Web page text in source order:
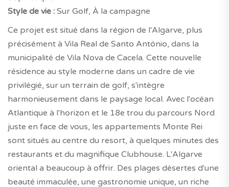
Style de vie : Sur Golf, À la campagne
Ce projet est situé dans la région de l'Algarve, plus
précisément à Vila Real de Santo António, dans la
municipalité de Vila Nova de Cacela. Cette nouvelle
résidence au style moderne dans un cadre de vie
privilégié, sur un terrain de golf, s'intègre
harmonieusement dans le paysage local. Avec l'océan
Atlantique à l'horizon et le 18e trou du parcours Nord
juste en face de vous, les appartements Monte Rei
sont situés au centre du resort, à quelques minutes des
restaurants et du magnifique Clubhouse. L'Algarve
oriental a beaucoup à offrir. Des plages désertes d'une
beauté immaculée, une gastronomie unique, un riche